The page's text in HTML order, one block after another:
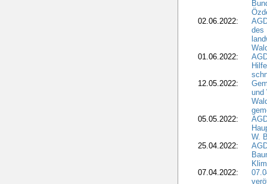
02.06.2022:
des
01.06.2022:
12.05.2022:
und
05.05.2022:
W.
25.04.2022:
07.04.2022: